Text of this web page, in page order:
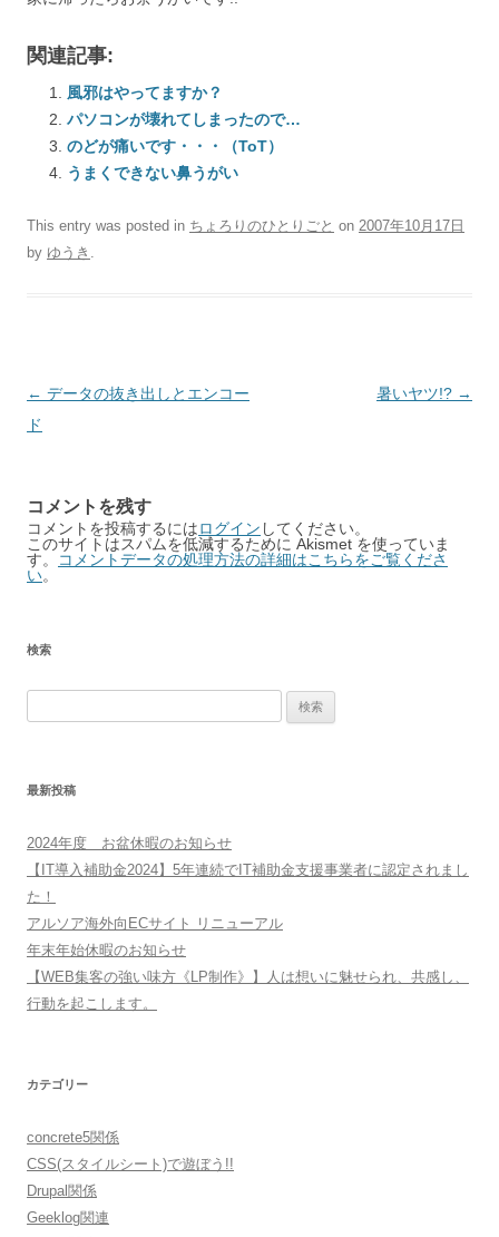
関連記事:
風邪はやってますか？
パソコンが壊れてしまったので…
のどが痛いです・・・（ToT）
うまくできない鼻うがい
This entry was posted in ちょろりのひとりごと on 2007年10月17日
by ゆうき .
Post
navigation
← データの抜き出しとエンコー
ド
暑いヤツ!? →
コメントを残す
コメントを投稿するにはログイン してください。
このサイトはスパムを低減するために Akismet を使っていま
す。
コメントデータの処理方法の詳細はこちらをご覧くださ
い。
検索
最新投稿
2024年度 お盆休暇のお知らせ
【IT導入補助金2024】5年連続でIT補助金支援事業者に認定されまし
た！
アルソア海外向ECサイト リニューアル
年末年始休暇のお知らせ
【WEB集客の強い味方《LP制作》】人は想いに魅せられ、共感し、
行動を起こします。
カテゴリー
concrete5関係
CSS(スタイルシート)で遊ぼう!!
Drupal関係
Geeklog関連